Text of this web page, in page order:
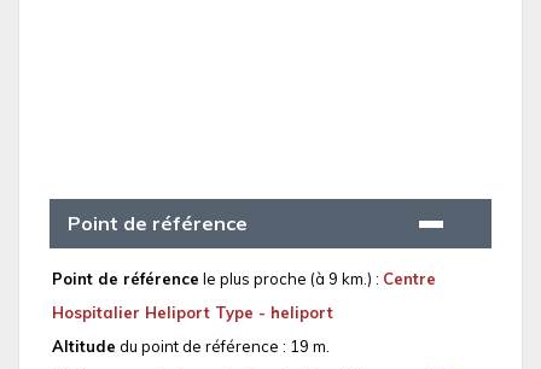
Point de référence
Point de référence le plus proche (à 9 km.) : Centre
Hospitalier Heliport Type - heliport
Altitude du point de référence : 19 m.